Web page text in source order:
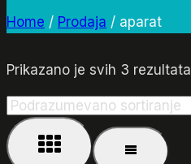
Home / Prodaja / aparat
Prikazano je svih 3 rezultata